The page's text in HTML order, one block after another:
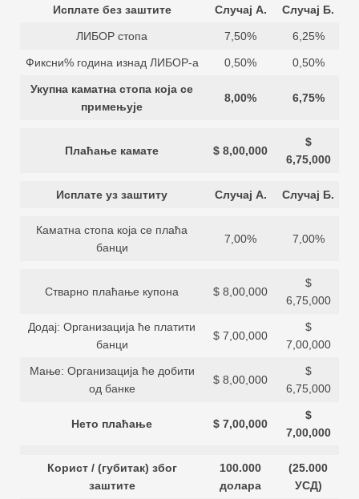
Исплате без заштите Случај А. Случај Б.
ЛИБОР стопа 7,50% 6,25%
Фиксни% година изнад ЛИБОР-а 0,50% 0,50%
Укупна каматна стопа која се
примењује
8,00% 6,75%
Плаћање камате $ 8,00,000
$
6,75,000
Исплате уз заштиту Случај А. Случај Б.
Каматна стопа која се плаћа
банци
7,00% 7,00%
Стварно плаћање купона $ 8,00,000
$
6,75,000
Додај: Организација ће платити
банци
$ 7,00,000
$
7,00,000
Мање: Организација ће добити
од банке
$ 8,00,000
$
6,75,000
Нето плаћање $ 7,00,000
$
7,00,000
Корист / (губитак) због
заштите
100.000
долара
(25.000
УСД)